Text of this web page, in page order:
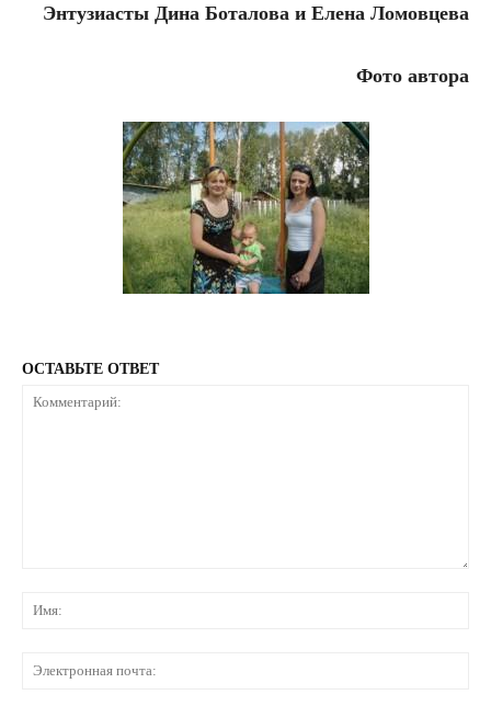
Энтузиасты Дина Боталова и Елена Ломовцева
Фото автора
ОСТАВЬТЕ ОТВЕТ